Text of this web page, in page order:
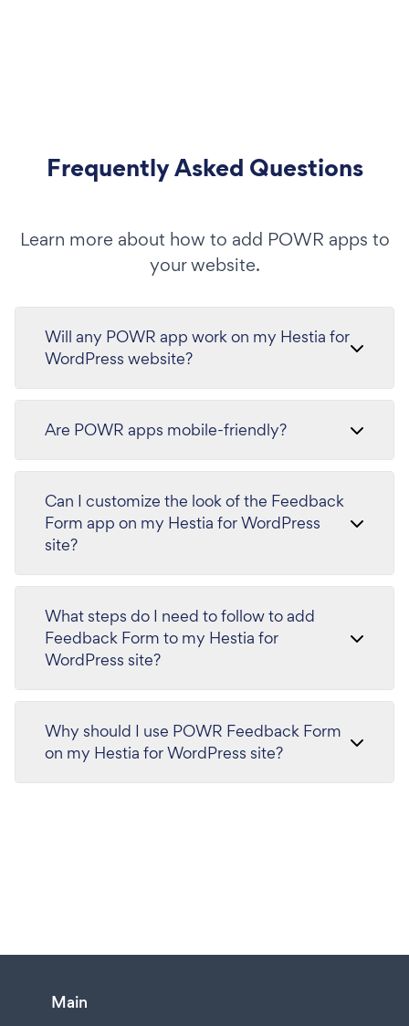
Frequently Asked Questions
Learn more about how to add POWR apps to
your website.
Will any POWR app work on my Hestia for
WordPress website?
Are POWR apps mobile-friendly?
Can I customize the look of the Feedback
Form app on my Hestia for WordPress
site?
What steps do I need to follow to add
Feedback Form to my Hestia for
WordPress site?
Why should I use POWR Feedback Form
on my Hestia for WordPress site?
Main